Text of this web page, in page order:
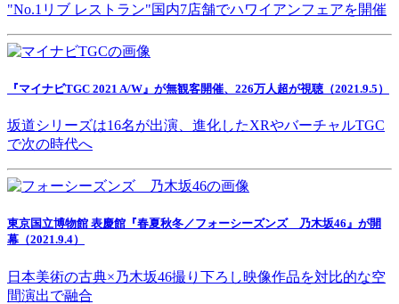
"No.1リブ レストラン"国内7店舗でハワイアンフェアを開催
『マイナビTGC 2021 A/W』が無観客開催、226万人超が視聴（2021.9.5）
坂道シリーズは16名が出演、進化したXRやバーチャルTGC
で次の時代へ
東京国立博物館 表慶館『春夏秋冬／フォーシーズンズ 乃木坂46』が開
幕（2021.9.4）
日本美術の古典×乃木坂46撮り下ろし映像作品を対比的な空
間演出で融合